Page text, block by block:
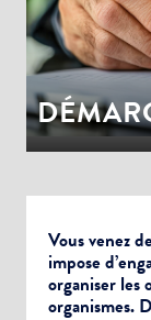
Vous venez
impose
organiser les
organismes.